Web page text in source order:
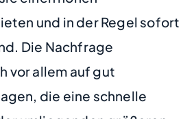
und in der Regel sofort
Die Nachfrage
vor allem auf gut
die eine schnelle